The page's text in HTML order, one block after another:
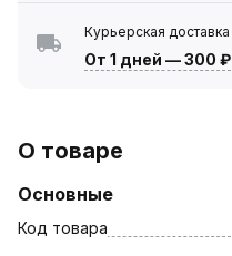
Курьерская доставка
От 1 дней —300 ₽
О товаре
Основные
Код товара